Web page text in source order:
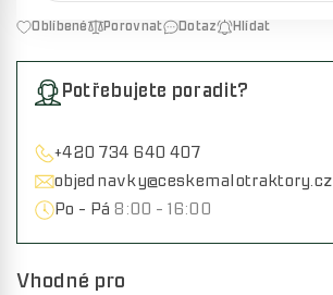
Oblíbené Porovnat Dotaz Hlídat
Potřebujete poradit?
+420 734 640 407
objednavky@ceskemalotraktory.cz
Po - Pá 8:00 - 16:00
Vhodné pro